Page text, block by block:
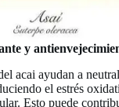
y
acai ayudan a
el estrés
Esto puede